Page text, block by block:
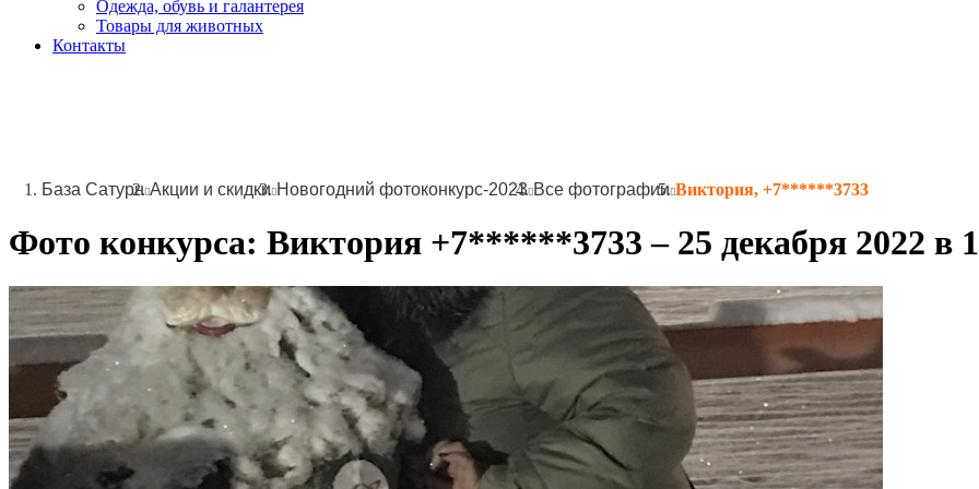
Одежда, обувь и галантерея
Товары для животных
Контакты
База Сатурн Акции и скидки Новогодний фотоконкурс-2023 Все фотографии Виктория, +7******3733
Фото конкурса: Виктория +7******3733 – 25 декабря 2022 в